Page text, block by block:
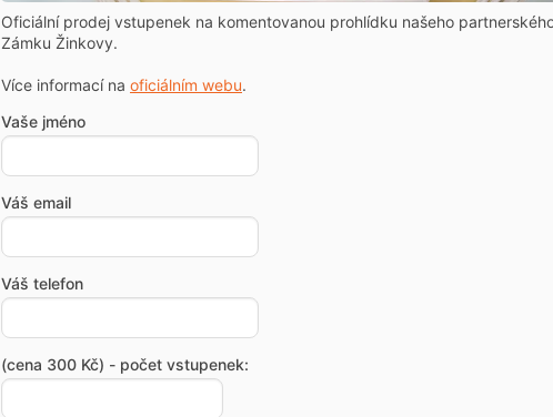
Oficiální prodej vstupenek na komentovanou prohlídku našeho
Zámku Žinkovy.
Více informací na oficiálním webu.
Vaše jméno
Váš email
Váš telefon
(cena 300 Kč) - počet vstupenek: